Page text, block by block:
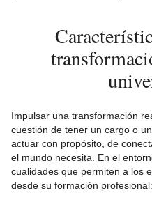
Impulsar una transformación
cuestión de tener un cargo o
actuar con propósito, de
el mundo necesita. En el
cualidades que permiten a los
desde su formación profesional: